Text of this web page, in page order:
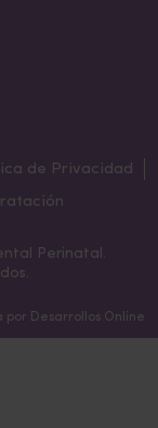
de Privacidad
Perinatal.
por Desarrollos Online